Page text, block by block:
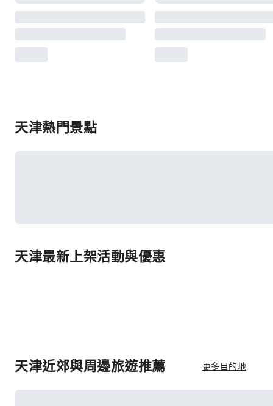
天津熱門景點
天津最新上架活動與優惠
天津近郊與周邊旅遊推薦 更多目的地